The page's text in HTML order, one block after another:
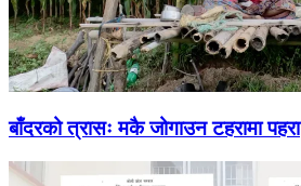
बाँदरको त्रासः मकै जोगाउन टहरामा पहरा